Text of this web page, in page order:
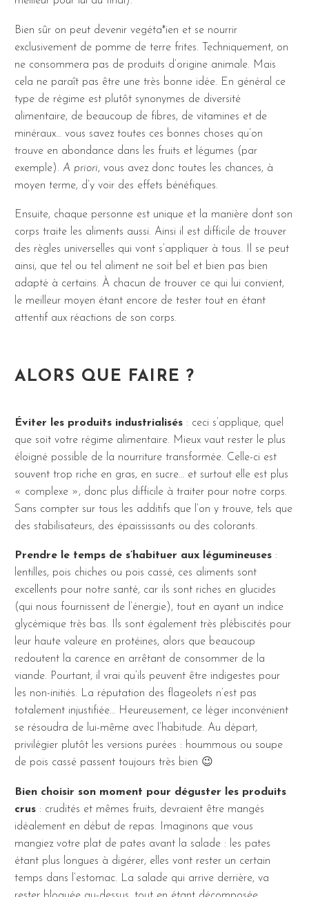
Bien sûr on peut devenir vegéta*ien et se nourrir
exclusivement de pomme de terre frites. Techniquement, on
ne consommera pas de produits d’origine animale. Mais
cela ne paraît pas être une très bonne idée. En général ce
type de régime est plutôt synonymes de diversité
alimentaire, de beaucoup de fibres, de vitamines et de
minéraux… vous savez toutes ces bonnes choses qu’on
trouve en abondance dans les fruits et légumes (par
exemple). A priori, vous avez donc toutes les chances, à
moyen terme, d’y voir des effets bénéfiques.
Ensuite, chaque personne est unique et la manière dont son
corps traite les aliments aussi. Ainsi il est difficile de trouver
des règles universelles qui vont s’appliquer à tous. Il se peut
ainsi, que tel ou tel aliment ne soit bel et bien pas bien
adapté à certains. À chacun de trouver ce qui lui convient,
le meilleur moyen étant encore de tester tout en étant
attentif aux réactions de son corps.
ALORS QUE FAIRE ?
Éviter les produits industrialisés : ceci s’applique, quel
que soit votre régime alimentaire. Mieux vaut rester le plus
éloigné possible de la nourriture transformée. Celle-ci est
souvent trop riche en gras, en sucre… et surtout elle est plus
« complexe », donc plus difficile à traiter pour notre corps.
Sans compter sur tous les additifs que l’on y trouve, tels que
des stabilisateurs, des épaississants ou des colorants.
Prendre le temps de s’habituer aux légumineuses :
lentilles, pois chiches ou pois cassé, ces aliments sont
excellents pour notre santé, car ils sont riches en glucides
(qui nous fournissent de l’énergie), tout en ayant un indice
glycémique très bas. Ils sont également très plébiscités pour
leur haute valeure en protéines, alors que beaucoup
redoutent la carence en arrêtant de consommer de la
viande. Pourtant, il vrai qu’ils peuvent être indigestes pour
les non-initiés. La réputation des flageolets n’est pas
totalement injustifiée… Heureusement, ce léger inconvénient
se résoudra de lui-même avec l’habitude. Au départ,
privilégier plutôt les versions purées : hoummous ou soupe
de pois cassé passent toujours très bien 😉
Bien choisir son moment pour déguster les produits
crus : crudités et mêmes fruits, devraient être mangés
idéalement en début de repas. Imaginons que vous
mangiez votre plat de pates avant la salade : les pates
étant plus longues à digérer, elles vont rester un certain
temps dans l’estomac. La salade qui arrive derrière, va